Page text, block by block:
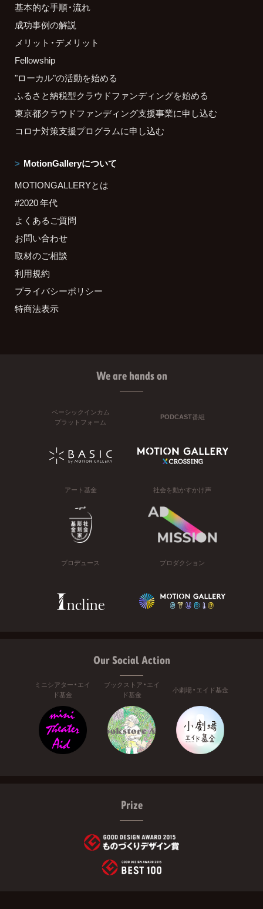
基本的な手順・流れ
成功事例の解説
メリット・デメリット
Fellowship
"ローカル"の活動を始める
ふるさと納税型クラウドファンディングを始める
東京都クラウドファンディング支援事業に申し込む
コロナ対策支援プログラムに申し込む
MotionGalleryについて
MOTIONGALLERYとは
#2020 年代
よくあるご質問
お問い合わせ
取材のご相談
利用規約
プライバシーポリシー
特商法表示
We are hands on
ベーシックインカム
プラットフォーム
PODCAST番組
アート基金 社会を動かすかけ声
プロデュース プロダクション
Our Social Action
ミニシアター・エイ
ド基金
ブックストア・エイ
ド基金
小劇場・エイド基金
Prize